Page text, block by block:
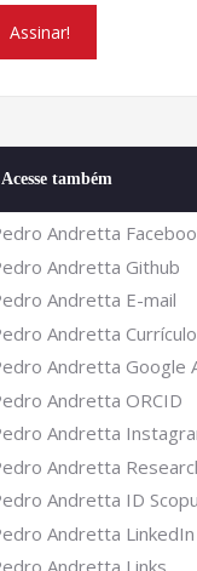
Acesse também